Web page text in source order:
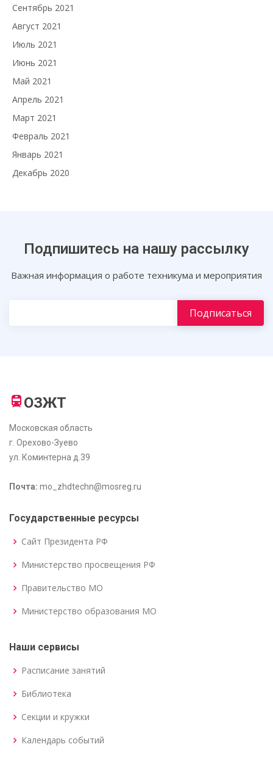
Сентябрь 2021
Август 2021
Июль 2021
Июнь 2021
Май 2021
Апрель 2021
Март 2021
Февраль 2021
Январь 2021
Декабрь 2020
Подпишитесь на нашу рассылку
Важная информация о работе техникума и мероприятия
ОЗЖТ
Московская область
г. Орехово-Зуево
ул. Коминтерна д.39
Почта: mo_zhdtechn@mosreg.ru
Государственные ресурсы
Сайт Президента РФ
Министерство просвещения РФ
Правительство МО
Министерство образования МО
Наши сервисы
Расписание занятий
Библиотека
Секции и кружки
Календарь событий